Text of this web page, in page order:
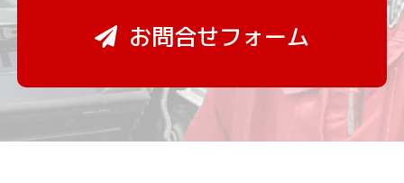
お問合せフォーム